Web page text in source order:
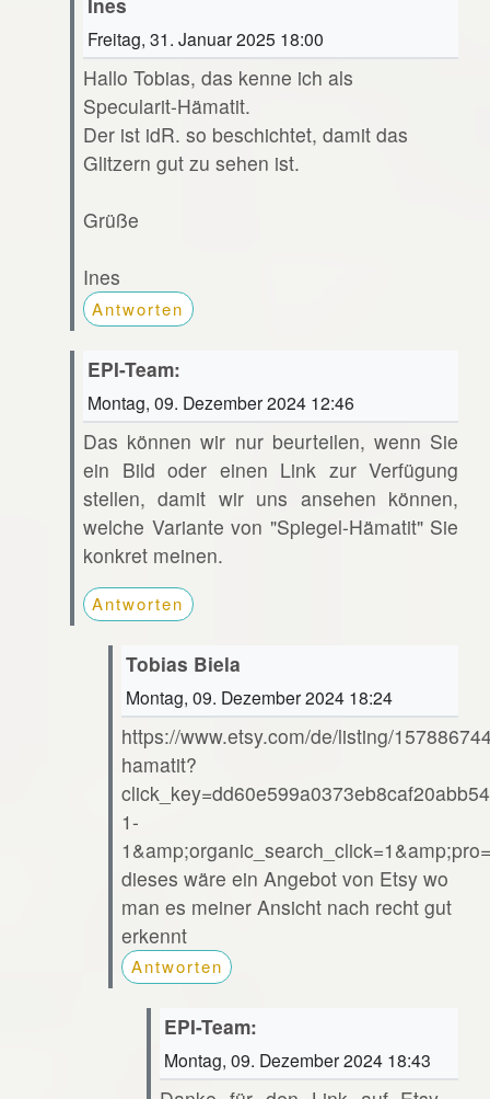
Freitag, 31. Januar 2025 18:00
Hallo Tobias, das kenne ich als
Specularit-Hämatit.
Der ist idR. so beschichtet, damit das
Glitzern gut zu sehen ist.
Grüße
Ines
Antworten
EPI-Team:
Montag, 09. Dezember 2024 12:46
Das können wir nur beurteilen, wenn Sie
ein Bild oder einen Link zur Verfügung
stellen, damit wir uns ansehen können,
welche Variante von "Spiegel-Hämatit" Sie
konkret meinen.
Antworten
Tobias Biela
Montag, 09. Dezember 2024 18:24
https://www.etsy.com/de/listing/
hamatit?
1-
dieses wäre ein Angebot von Etsy wo
man es meiner Ansicht nach recht gut
erkennt
Antworten
EPI-Team:
Montag, 09. Dezember 2024 18:43